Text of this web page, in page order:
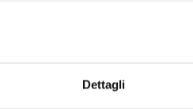
Dettagli